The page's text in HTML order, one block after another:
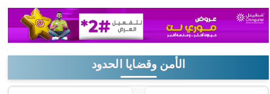
الأمن وقضايا الحدود